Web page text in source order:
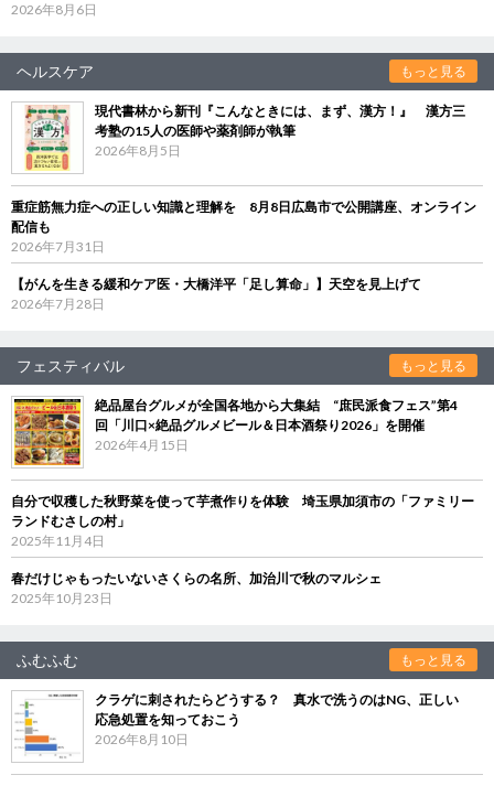
2026年8月6日
ヘルスケア もっと見る
現代書林から新刊『こんなときには、まず、漢方！』 漢方三
考塾の15人の医師や薬剤師が執筆
2026年8月5日
重症筋無力症への正しい知識と理解を 8月8日広島市で公開講座、オンライン
配信も
2026年7月31日
【がんを生きる緩和ケア医・大橋洋平「足し算命」】天空を見上げて
2026年7月28日
フェスティバル もっと見る
絶品屋台グルメが全国各地から大集結 “庶民派食フェス”第4
回「川口×絶品グルメビール＆日本酒祭り2026」を開催
2026年4月15日
自分で収穫した秋野菜を使って芋煮作りを体験 埼玉県加須市の「ファミリー
ランドむさしの村」
2025年11月4日
春だけじゃもったいないさくらの名所、加治川で秋のマルシェ
2025年10月23日
ふむふむ もっと見る
クラゲに刺されたらどうする？ 真水で洗うのはNG、正しい
応急処置を知っておこう
2026年8月10日